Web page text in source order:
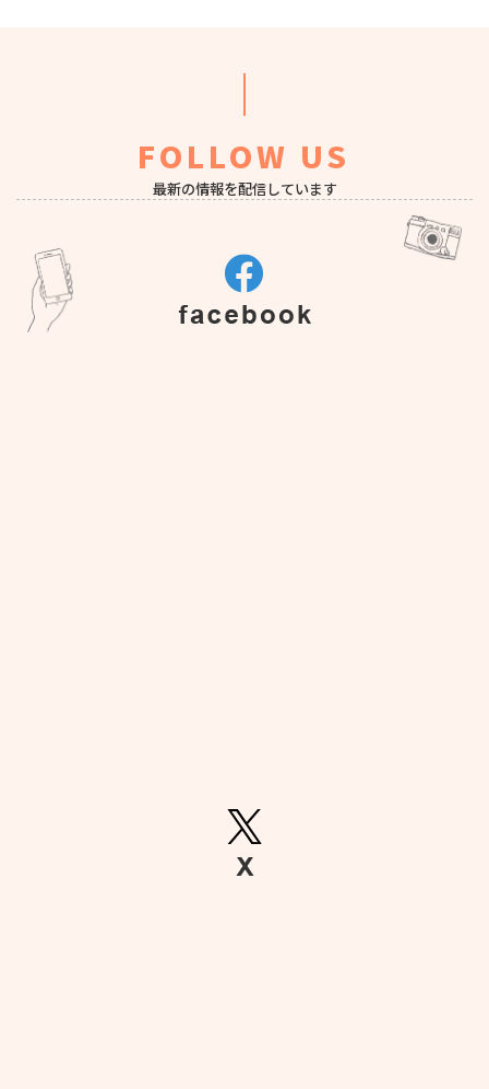
FOLLOW US
最新の情報を配信しています